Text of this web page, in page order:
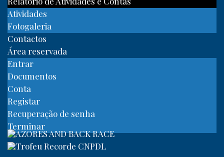
Atividades
Fotogaleria
Contactos
Área reservada
Entrar
Documentos
Conta
Registar
Recuperação de senha
Terminar